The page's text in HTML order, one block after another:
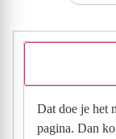
Hoe vraag ik
Dat doe je het
pagina. Dan